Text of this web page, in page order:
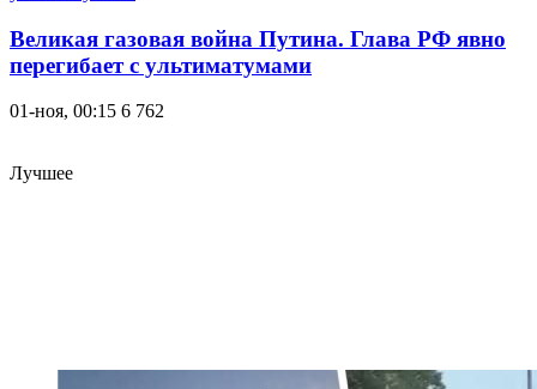
Великая газовая война Путина. Глава РФ явно
перегибает с ультиматумами
01-ноя, 00:15 6 762
Лучшее